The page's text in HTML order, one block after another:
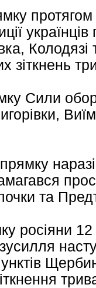
протягом
зіткнень
Сили
та
росіяни 12